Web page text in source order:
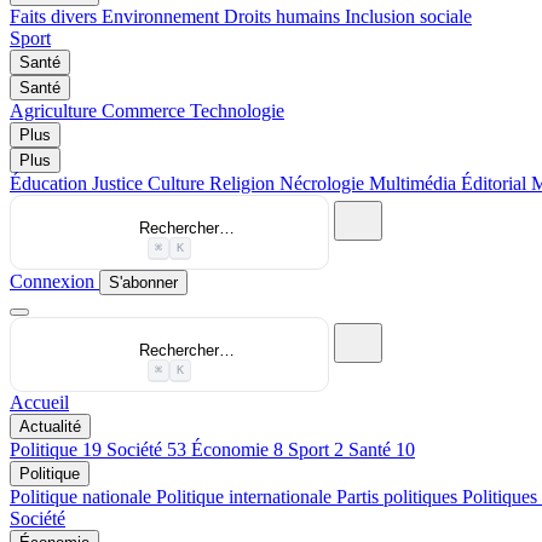
Faits divers Environnement Droits humains Inclusion sociale
Sport
Santé
Santé
Agriculture Commerce Technologie
Plus
Plus
Éducation Justice Culture Religion Nécrologie Multimédia Éditorial
Rechercher…
⌘ K
Connexion S'abonner
Rechercher…
⌘ K
Accueil
Actualité
Politique 19 Société 53 Économie 8 Sport 2 Santé 10
Politique
Politique nationale Politique internationale Partis politiques Politiques
Société